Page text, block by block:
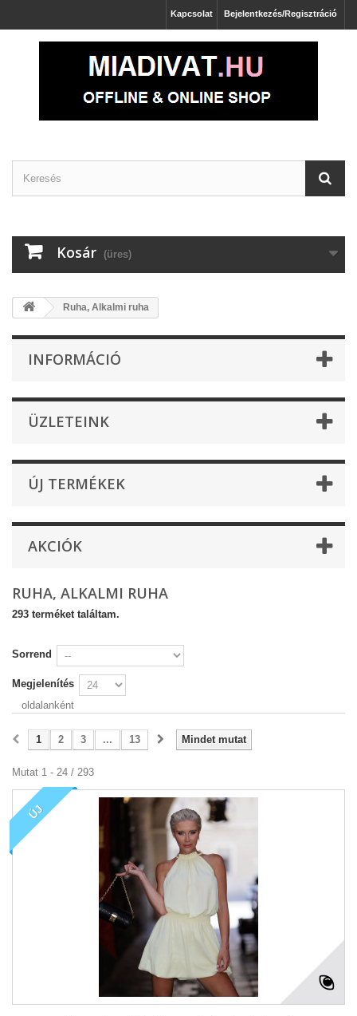
Bejelentkezés/Regisztráció
Kapcsolat
Kosár (üres)
Ruha, Alkalmi ruha
INFORMÁCIÓ
ÜZLETEINK
ÚJ TERMÉKEK
AKCIÓK
RUHA, ALKALMI RUHA
293 terméket találtam.
Sorrend
Megjelenítés
oldalanként
Mindet mutat
1 2 3 ... 13
Mutat 1 - 24 / 293
ÚJ